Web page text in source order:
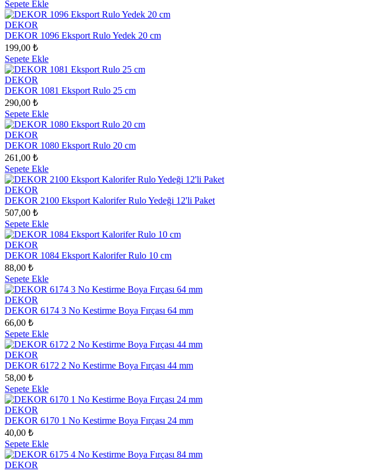
Sepete Ekle
DEKOR
DEKOR 1096 Eksport Rulo Yedek 20 cm
199,00 ₺
Sepete Ekle
DEKOR
DEKOR 1081 Eksport Rulo 25 cm
290,00 ₺
Sepete Ekle
DEKOR
DEKOR 1080 Eksport Rulo 20 cm
261,00 ₺
Sepete Ekle
DEKOR
DEKOR 2100 Eksport Kalorifer Rulo Yedeği 12'li Paket
507,00 ₺
Sepete Ekle
DEKOR
DEKOR 1084 Eksport Kalorifer Rulo 10 cm
88,00 ₺
Sepete Ekle
DEKOR
DEKOR 6174 3 No Kestirme Boya Fırçası 64 mm
66,00 ₺
Sepete Ekle
DEKOR
DEKOR 6172 2 No Kestirme Boya Fırçası 44 mm
58,00 ₺
Sepete Ekle
DEKOR
DEKOR 6170 1 No Kestirme Boya Fırçası 24 mm
40,00 ₺
Sepete Ekle
DEKOR